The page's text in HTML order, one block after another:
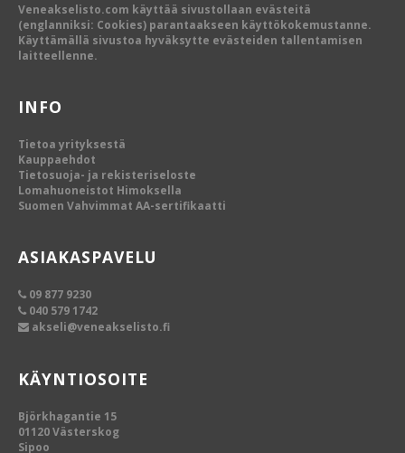
Veneakselisto.com käyttää sivustollaan evästeitä
(englanniksi: Cookies) parantaakseen käyttökokemustanne.
Käyttämällä sivustoa hyväksytte evästeiden tallentamisen
laitteellenne.
INFO
Tietoa yrityksestä
Kauppaehdot
Tietosuoja- ja rekisteriseloste
Lomahuoneistot Himoksella
Suomen Vahvimmat AA-sertifikaatti
ASIAKASPAVELU
09 877 9230
040 579 1742
akseli@veneakselisto.fi
KÄYNTIOSOITE
Björkhagantie 15
01120 Västerskog
Sipoo